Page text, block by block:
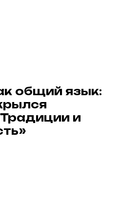
общий язык:
и